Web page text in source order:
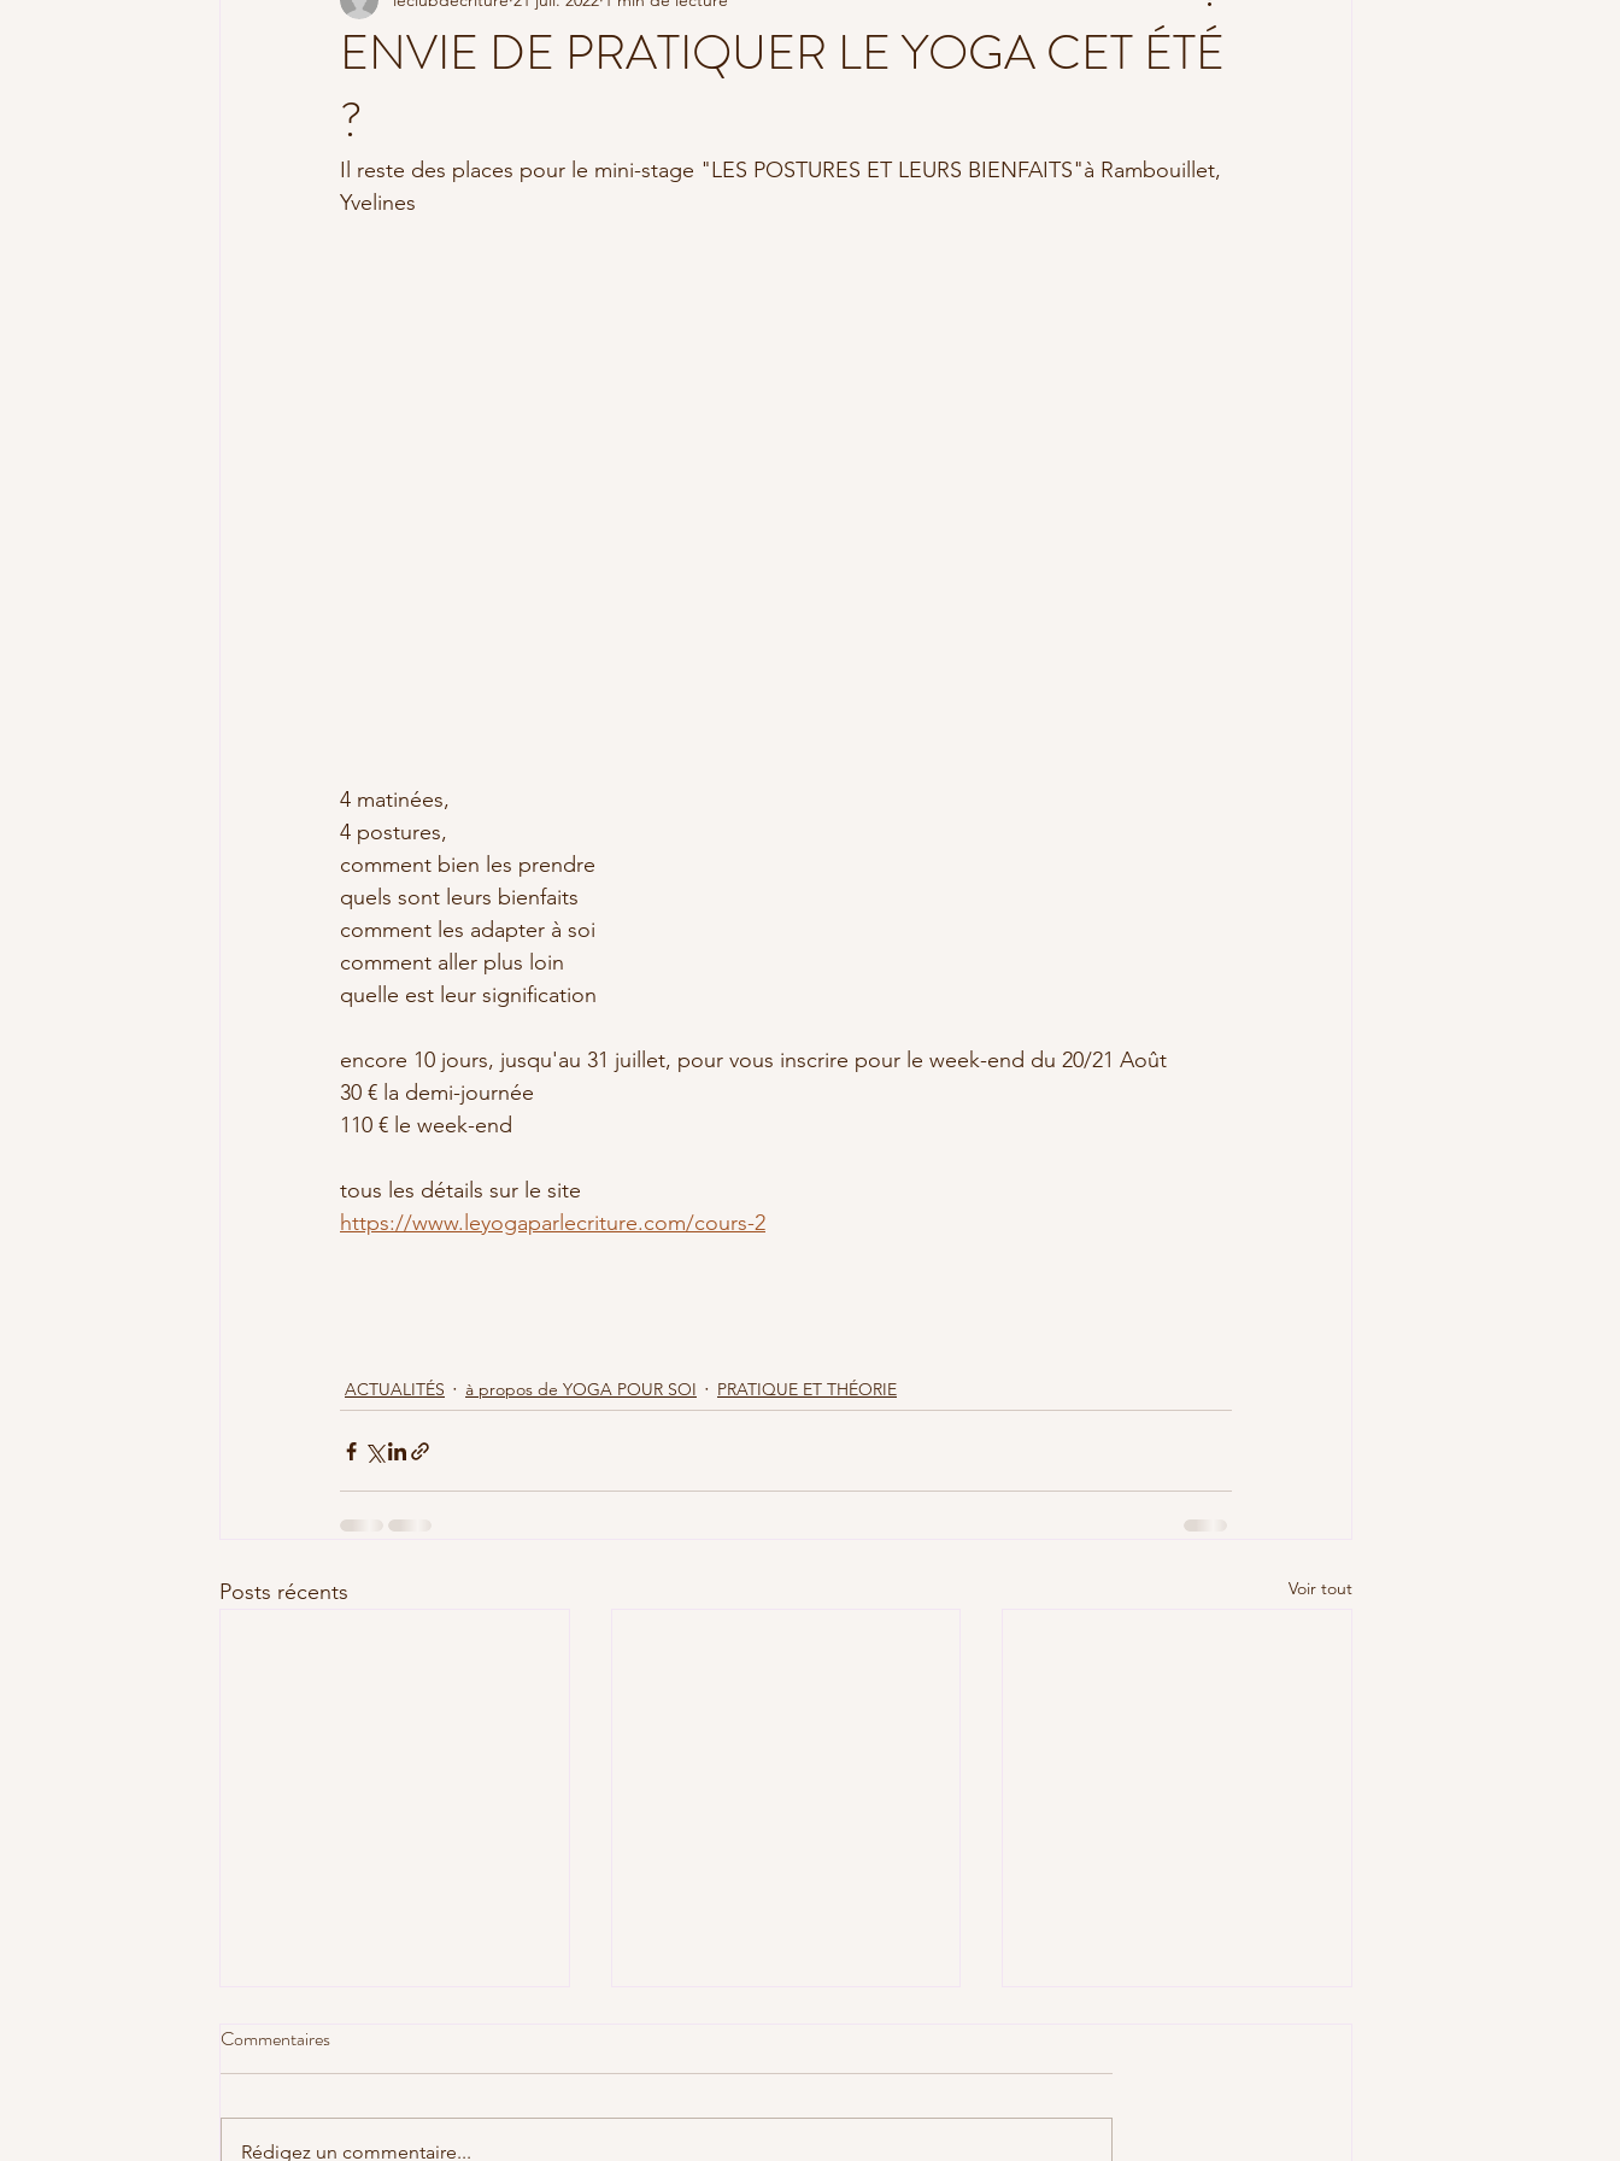
pratique en ligne
ENVIE DE PRATIQUER LE YOGA CET ÉTÉ
?
Il reste des places pour le mini-stage "LES POSTURES ET LEURS BIENFAITS"à Rambouillet,
Yvelines
4 matinées,
4 postures,
comment bien les prendre
quels sont leurs bienfaits
comment les adapter à soi
comment aller plus loin
quelle est leur signification
encore 10 jours, jusqu'au 31 juillet, pour vous inscrire pour le week-end du 20/21 Août
30 € la demi-journée
110 € le week-end
tous les détails sur le site
https://www.leyogaparlecriture.com/cours-2
ACTUALITÉS à propos de YOGA POUR SOI PRATIQUE ET THÉORIE
Posts récents Voir tout
Commentaires
Rédigez un commentaire...